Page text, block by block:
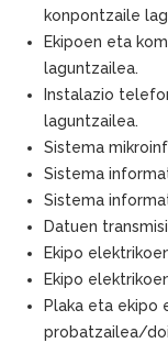
konpontzaile
Ekipoen eta
laguntzailea.
Instalazio
laguntzailea.
Sistema
Sistema
Sistema
Datuen
Ekipo
Ekipo
Plaka eta ekipo
probatzailea/